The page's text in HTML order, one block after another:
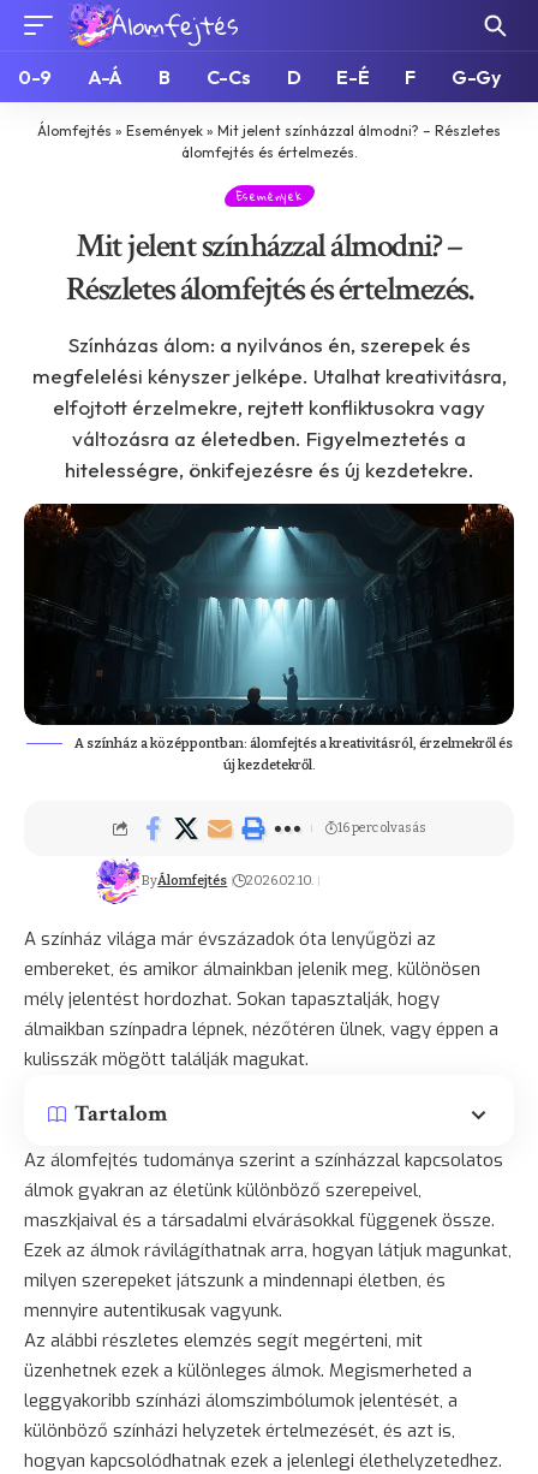
0-9 A-Á B C-Cs D E-É F G-Gy
Álomfejtés » Események » Mit jelent színházzal álmodni? – Részletes
álomfejtés és értelmezés.
Események
Mit jelent színházzal álmodni? –
Részletes álomfejtés és értelmezés.
Színházas álom: a nyilvános én, szerepek és
megfelelési kényszer jelképe. Utalhat kreativitásra,
elfojtott érzelmekre, rejtett konfliktusokra vagy
változásra az életedben. Figyelmeztetés a
hitelességre, önkifejezésre és új kezdetekre.
A színház a középpontban: álomfejtés a kreativitásról, érzelmekről és
új kezdetekről.
ByÁlomfejtés 2026.02.10.
16 perc olvasás
A színház világa már évszázadok óta lenyűgözi az
embereket, és amikor álmainkban jelenik meg, különösen
mély jelentést hordozhat. Sokan tapasztalják, hogy
álmaikban színpadra lépnek, nézőtéren ülnek, vagy éppen a
kulisszák mögött találják magukat.
Tartalom
Az álomfejtés tudománya szerint a színházzal kapcsolatos
álmok gyakran az életünk különböző szerepeivel,
maszkjaival és a társadalmi elvárásokkal függenek össze.
Ezek az álmok rávilágíthatnak arra, hogyan látjuk magunkat,
milyen szerepeket játszunk a mindennapi életben, és
mennyire autentikusak vagyunk.
Az alábbi részletes elemzés segít megérteni, mit
üzenhetnek ezek a különleges álmok. Megismerheted a
leggyakoribb színházi álomszimbólumok jelentését, a
különböző színházi helyzetek értelmezését, és azt is,
hogyan kapcsolódhatnak ezek a jelenlegi élethelyzetedhez.